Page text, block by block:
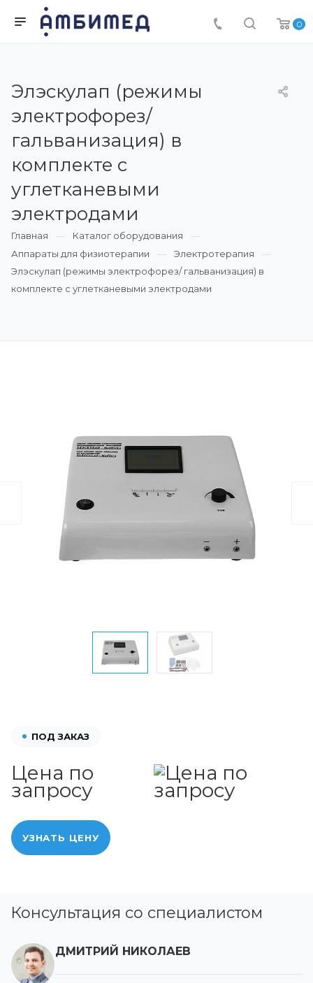
0
Элэскулап (режимы
электрофорез/
гальванизация) в
комплекте с
углетканевыми
электродами
Главная
Каталог оборудования
Аппараты для физиотерапии
Электротерапия
Элэскулап (режимы электрофорез/ гальванизация) в
комплекте с углетканевыми электродами
ПОД ЗАКАЗ
Цена по
запросу
УЗНАТЬ ЦЕНУ
Консультация со специалистом
ДМИТРИЙ НИКОЛАЕВ